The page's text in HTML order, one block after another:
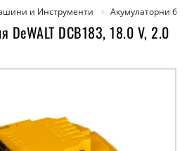
и Инструменти Акумулаторни
DeWALT DCB183, 18.0 V, 2.0